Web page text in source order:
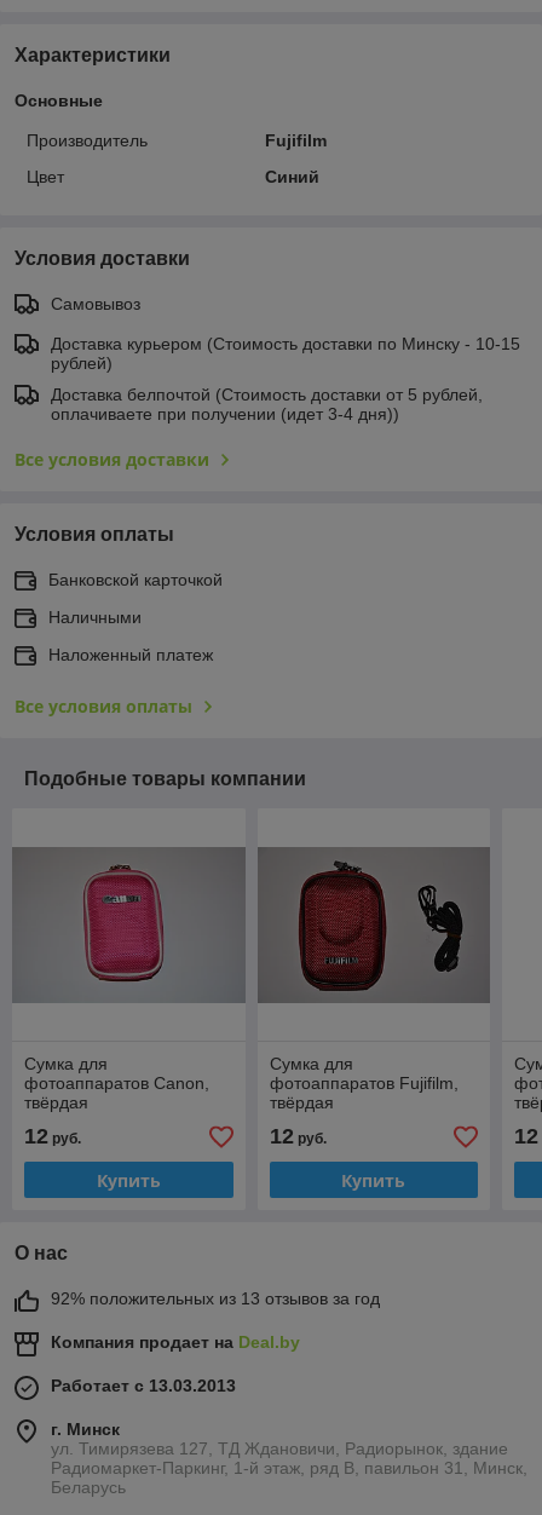
Характеристики
Основные
Производитель
Fujifilm
Цвет
Синий
Условия доставки
Самовывоз
Доставка курьером (Стоимость доставки по Минску - 10-15
рублей)
Доставка белпочтой (Стоимость доставки от 5 рублей,
оплачиваете при получении (идет 3-4 дня))
Все условия доставки
Условия оплаты
Банковской карточкой
Наличными
Наложенный платеж
Все условия оплаты
Подобные товары компании
Сумка для
фотоаппаратов Canon,
твёрдая
12 руб.
Купить
Сумка для
фотоаппаратов Fujifilm,
твёрдая
12руб.
Купить
12
О нас
92% положительных из 13 отзывов за год
Компания продает на Deal.by
Работает с 13.03.2013
г. Минск
ул. Тимирязева 127, ТД Ждановичи, Радиорынок, здание
Радиомаркет-Паркинг, 1-й этаж, ряд В, павильон 31, Минск,
Беларусь